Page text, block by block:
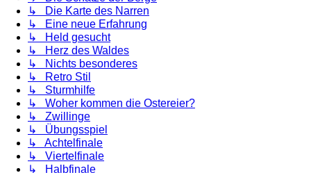
↳ Die Karte des Narren
↳ Eine neue Erfahrung
↳ Held gesucht
↳ Herz des Waldes
↳ Nichts besonderes
↳ Retro Stil
↳ Sturmhilfe
↳ Woher kommen die Ostereier?
↳ Zwillinge
↳ Übungsspiel
↳ Achtelfinale
↳ Viertelfinale
↳ Halbfinale